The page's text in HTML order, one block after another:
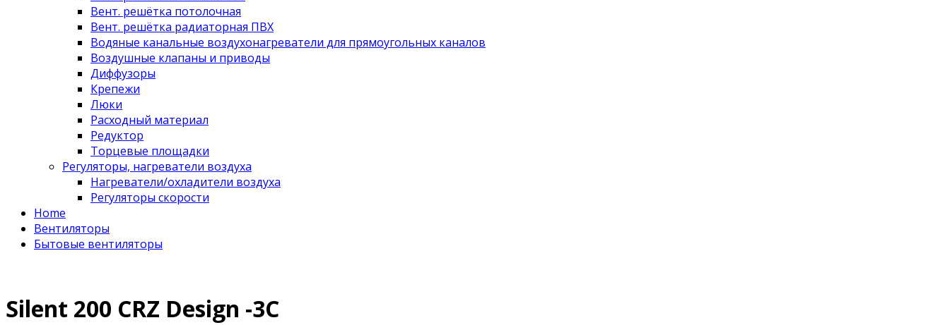
Вент. решётка потолочная
Вент. решётка радиаторная ПВХ
Водяные канальные воздухонагреватели для прямоугольных каналов
Воздушные клапаны и приводы
Диффузоры
Крепежи
Люки
Расходный материал
Редуктор
Торцевые площадки
Регуляторы, нагреватели воздуха
Нагреватели/охладители воздуха
Регуляторы скорости
Home
Вентиляторы
Бытовые вентиляторы
Silent 200 CRZ Design -3C